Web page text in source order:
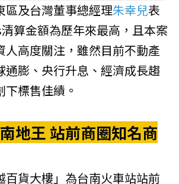
區及台灣董事總經理朱幸兒表
算金額為歷年來最高，且本案
人高度關注，雖然目前不動產
通膨、央行升息、經濟成長趨
標售佳績。
地王 站前商圈知名商
百貨大樓」為台南火車站站前